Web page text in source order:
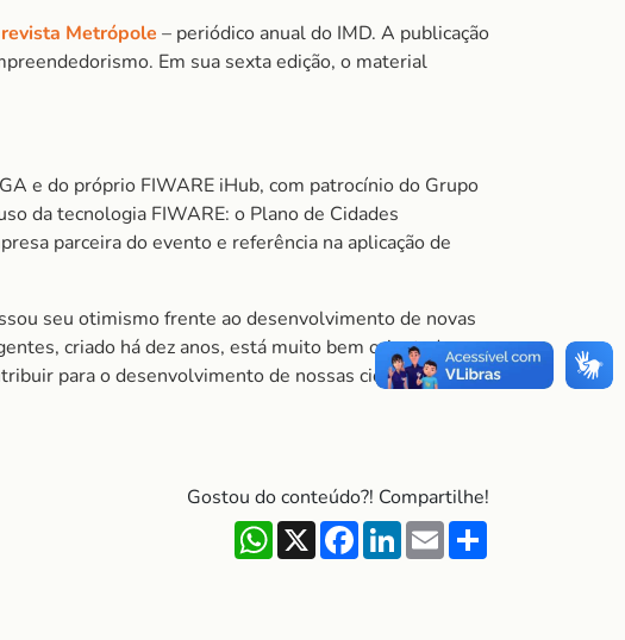
Metrópole – periódico anual do IMD. A publicação
Em sua sexta edição, o material
e do próprio FIWARE iHub, com patrocínio do Grupo
da tecnologia FIWARE: o Plano de Cidades
parceira do evento e referência na aplicação de
seu otimismo frente ao desenvolvimento de novas
criado há dez anos, está muito bem orientado e,
para o desenvolvimento de nossas cidades”,
Gostou do conteúdo?! Compartilhe!
WhatsApp
X Facebook
LinkedInEmail